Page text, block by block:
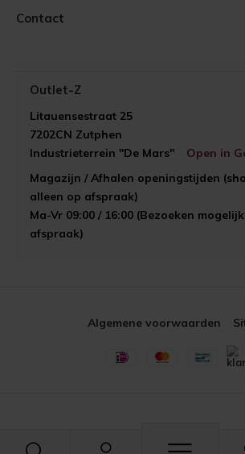
Contact
Outlet-Z
Litauensestraat 25
7202CN Zutphen
Industrieterrein "De Mars"
Open in
Magazijn / Afhalen openingstijden
alleen op afspraak)
Ma-Vr 09:00 / 16:00 (Bezoeken
afspraak)
Algemene voorwaarden